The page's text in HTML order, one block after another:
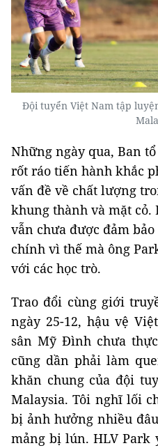
Đội tuyển Việt Nam tập
Những ngày qua, Ban
rốt ráo tiến hành khắc
vấn đề về chất lượng
khung thành và mặt cỏ.
vẫn chưa được đảm
chính vì thế mà ông
với các học trò.
Trao đổi cùng giới
ngày 25-12, hậu vệ
sân Mỹ Đình chưa
cũng dần phải làm
khăn chung của đội
Malaysia. Tôi nghĩ lối
bị ảnh hưởng nhiều
mảng bị lún. HLV Park